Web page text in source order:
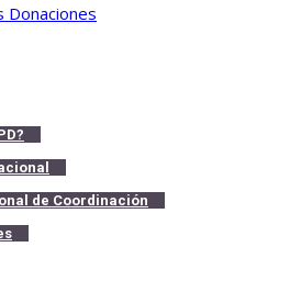
de Coordinación